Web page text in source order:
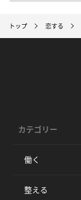
トップ 恋する
カテゴリー
働く
整える